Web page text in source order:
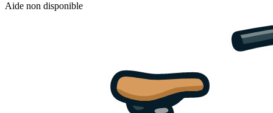
Aide non disponible